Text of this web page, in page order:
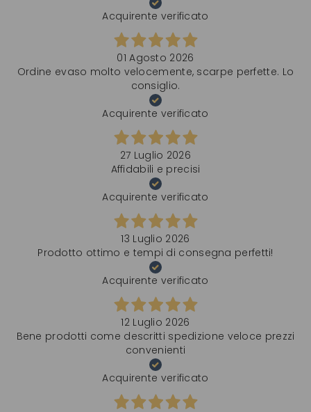
Acquirente verificato
01 Agosto 2026
Ordine evaso molto velocemente, scarpe perfette. Lo
consiglio.
Acquirente verificato
27 Luglio 2026
Affidabili e precisi
Acquirente verificato
13 Luglio 2026
Prodotto ottimo e tempi di consegna perfetti!
Acquirente verificato
12 Luglio 2026
Bene prodotti come descritti spedizione veloce prezzi
convenienti
Acquirente verificato